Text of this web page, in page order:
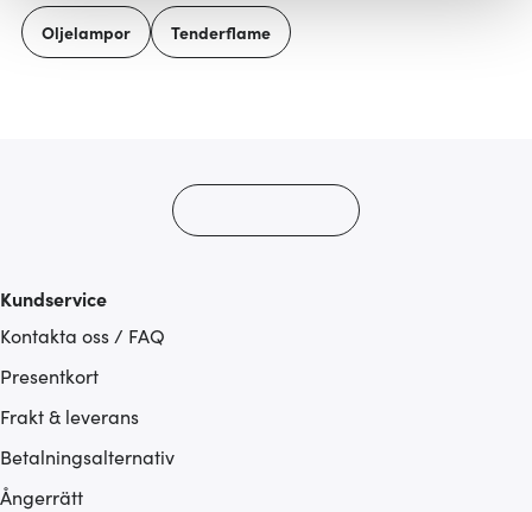
ska anpassas efter det som vi tror att du tycker om. Det
gör också att vi kan analysera vår trafik och göra
Oljelampor Tenderflame
Kundservice
Kontakta oss / FAQ
Presentkort
Frakt & leverans
Betalningsalternativ
Ångerrätt